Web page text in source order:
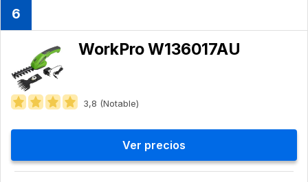
6
WorkPro W136017AU
3,8 (Notable)
Ver precios